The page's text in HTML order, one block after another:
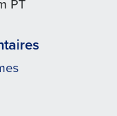
PT